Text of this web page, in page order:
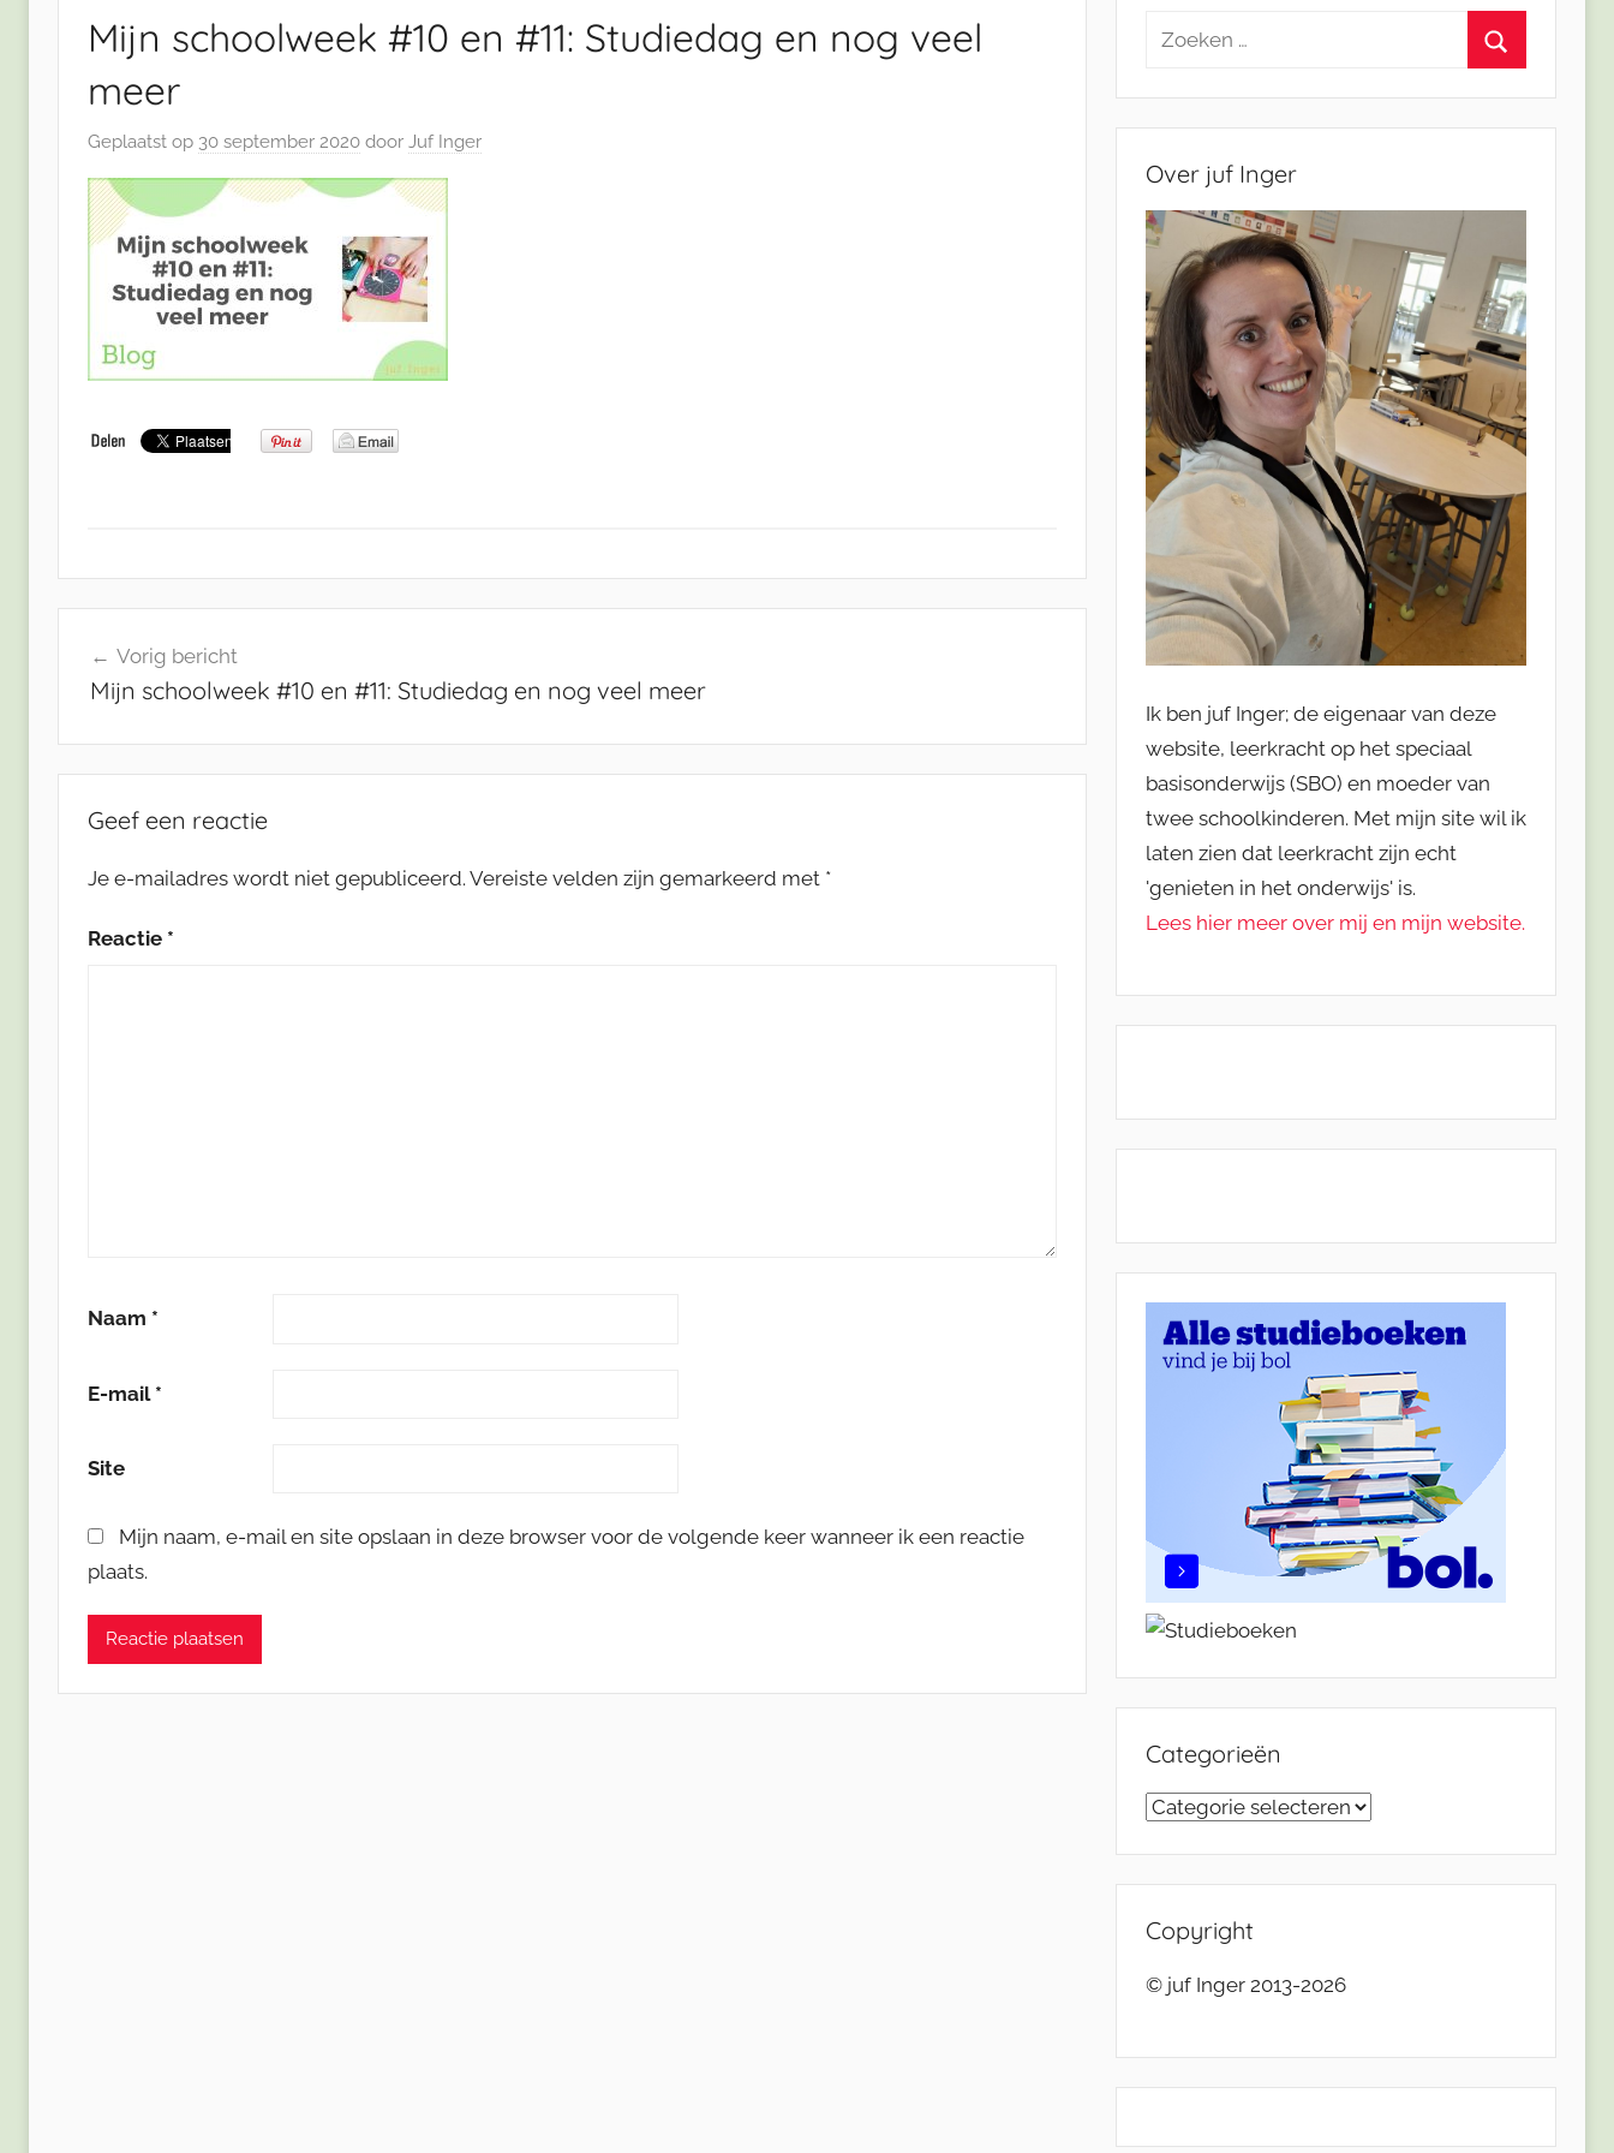
Mijn schoolweek #10 en #11: Studiedag en nog veel
meer
Geplaatst op 30 september 2020 door Juf Inger
navigatie
Vorig bericht
Mijn schoolweek #10 en #11: Studiedag en nog veel meer
Geef een reactie
Je e-mailadres wordt niet gepubliceerd. Vereiste velden zijn gemarkeerd met *
Reactie *
Naam *
E-mail *
Site
Mijn naam, e-mail en site opslaan in deze browser voor de volgende keer wanneer ik een reactie
plaats.
Zoeken
Over juf Inger
Ik ben juf Inger; de eigenaar van deze
website, leerkracht op het speciaal
basisonderwijs (SBO) en moeder van
twee schoolkinderen. Met mijn site wil ik
laten zien dat leerkracht zijn echt
'genieten in het onderwijs' is.
Lees hier meer over mij en mijn website.
Categorieën
Categorieën
Copyright
© juf Inger 2013-2026